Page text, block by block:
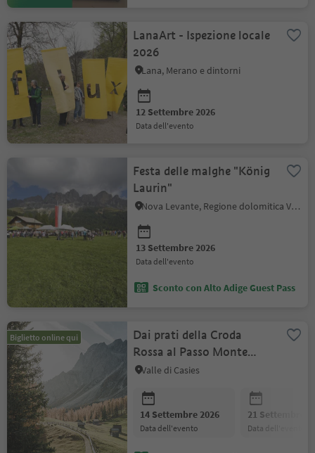
LanaArt - Ispezione locale
2026
Lana, Merano e dintorni
12 Settembre 2026
data dell'evento
Festa delle malghe "König
Laurin"
Nova Levante, Regione dolomitica Val d'Ega
13 Settembre 2026
data dell'evento
Sconto con Alto Adige Guest Pass
Biglietto online qui
Dai prati della Croda
Rossa al Passo Monte
Croce nelle Dolomiti di
Valle di Casies
14 Settembre 2026
data dell'evento
21 Settembre
data dell'evento